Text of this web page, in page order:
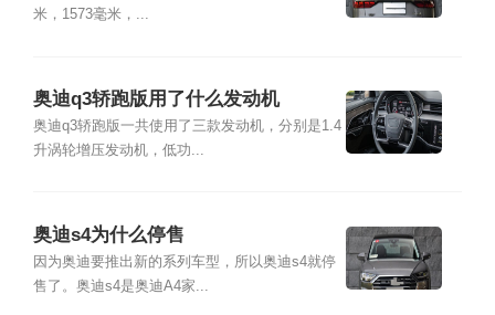
米，1573毫米，...
奥迪q3轿跑版用了什么发动机
奥迪q3轿跑版一共使用了三款发动机，分别是1.4
升涡轮增压发动机，低功...
奥迪s4为什么停售
因为奥迪要推出新的系列车型，所以奥迪s4就停
售了。奥迪s4是奥迪A4家...